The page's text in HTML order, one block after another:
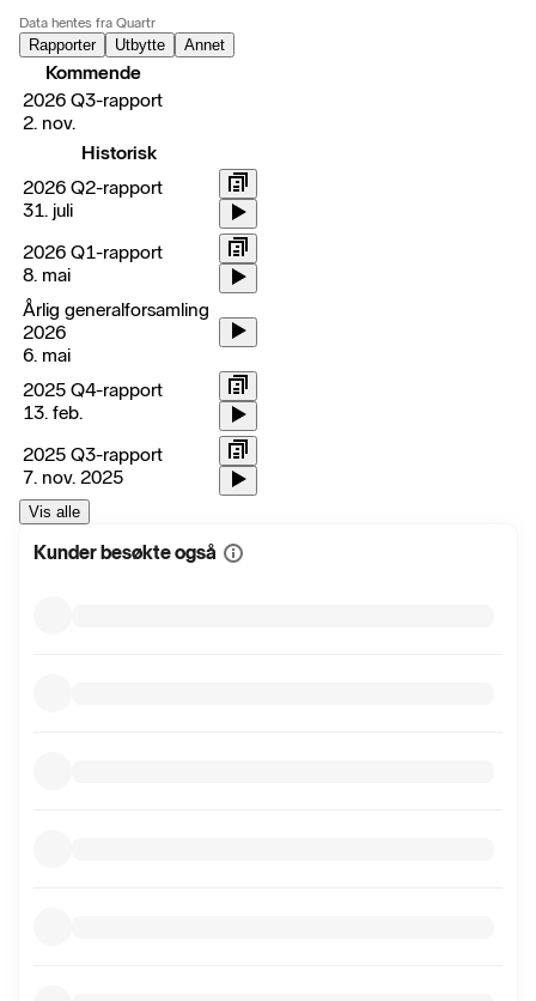
Data hentes fra Quartr
Rapporter Utbytte Annet
Kommende
2026 Q3-rapport
2. nov.
Historisk
2026 Q2-rapport
31. juli
2026 Q1-rapport
8. mai
Årlig generalforsamling
2026
6. mai
2025 Q4-rapport
13. feb.
2025 Q3-rapport
7. nov. 2025
Vis alle
Kunder besøkte også Vis